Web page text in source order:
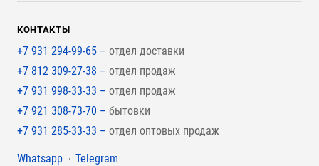
КОНТАКТЫ
+7 931 294-99-65 – отдел доставки
+7 812 309-27-38 – отдел продаж
+7 931 998-33-33 – отдел продаж
+7 921 308-73-70 – бытовки
+7 931 285-33-33 – отдел оптовых продаж
Мессенджеры
Whatsapp
Telegram